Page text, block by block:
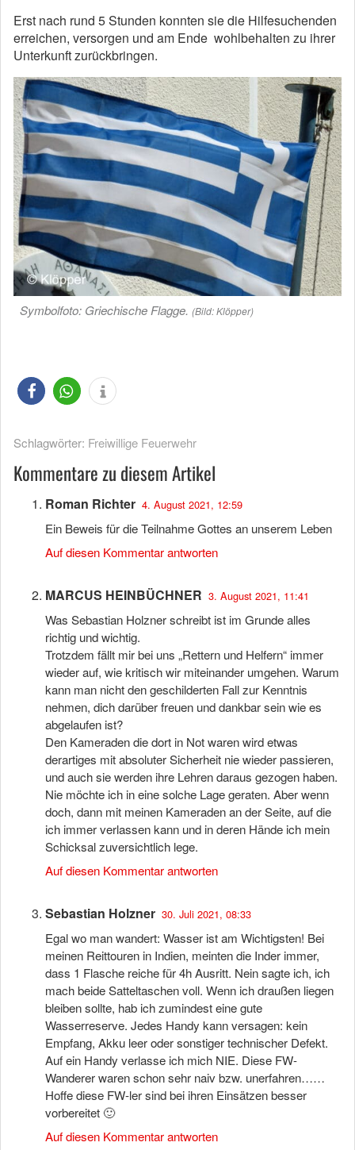
Erst nach rund 5 Stunden konnten sie die Hilfesuchenden
erreichen, versorgen und am Ende wohlbehalten zu ihrer
Unterkunft zurückbringen.
Symbolfoto: Griechische Flagge. (Bild: Klöpper)
Schlagwörter: Freiwillige Feuerwehr
Kommentare zu diesem Artikel
Roman Richter 4. August 2021, 12:59
Ein Beweis für die Teilnahme Gottes an unserem Leben
Auf diesen Kommentar antworten
MARCUS HEINBÜCHNER 3. August 2021, 11:41
Was Sebastian Holzner schreibt ist im Grunde alles
richtig und wichtig.
Trotzdem fällt mir bei uns „Rettern und Helfern“ immer
wieder auf, wie kritisch wir miteinander umgehen. Warum
kann man nicht den geschilderten Fall zur Kenntnis
nehmen, dich darüber freuen und dankbar sein wie es
abgelaufen ist?
Den Kameraden die dort in Not waren wird etwas
derartiges mit absoluter Sicherheit nie wieder passieren,
und auch sie werden ihre Lehren daraus gezogen haben.
Nie möchte ich in eine solche Lage geraten. Aber wenn
doch, dann mit meinen Kameraden an der Seite, auf die
ich immer verlassen kann und in deren Hände ich mein
Schicksal zuversichtlich lege.
Auf diesen Kommentar antworten
Sebastian Holzner 30. Juli 2021, 08:33
Egal wo man wandert: Wasser ist am Wichtigsten! Bei
meinen Reittouren in Indien, meinten die Inder immer,
dass 1 Flasche reiche für 4h Ausritt. Nein sagte ich, ich
mach beide Satteltaschen voll. Wenn ich draußen liegen
bleiben sollte, hab ich zumindest eine gute
Wasserreserve. Jedes Handy kann versagen: kein
Empfang, Akku leer oder sonstiger technischer Defekt.
Auf ein Handy verlasse ich mich NIE. Diese FW-
Wanderer waren schon sehr naiv bzw. unerfahren……
Hoffe diese FW-ler sind bei ihren Einsätzen besser
vorbereitet 🙂
Auf diesen Kommentar antworten